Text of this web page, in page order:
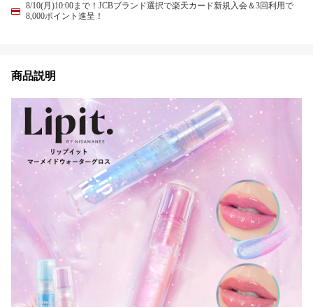
8/10(月)10:00まで！JCBブランド選択で楽天カード新規入会＆3回利用で
8,000ポイント進呈！
商品説明